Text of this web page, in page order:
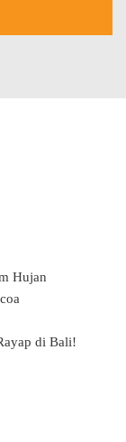
Hujan
di Bali!